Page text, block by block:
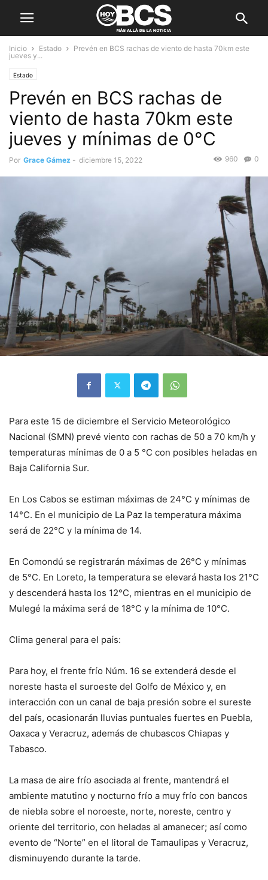
Inicio Estado
Prevén en BCS rachas de viento de hasta 70km este
jueves y...
Estado
Prevén en BCS rachas de
viento de hasta 70km este
jueves y mínimas de 0°C
Por Grace Gámez - diciembre 15, 2022 0
960
Para este 15 de diciembre el Servicio Meteorológico
Nacional (SMN) prevé viento con rachas de 50 a 70 km/h y
temperaturas mínimas de 0 a 5 °C con posibles heladas en
Baja California Sur.
En Los Cabos se estiman máximas de 24°C y mínimas de
14°C. En el municipio de La Paz la temperatura máxima
será de 22°C y la mínima de 14.
En Comondú se registrarán máximas de 26°C y mínimas
de 5°C. En Loreto, la temperatura se elevará hasta los 21°C
y descenderá hasta los 12°C, mientras en el municipio de
Mulegé la máxima será de 18°C y la mínima de 10°C.
Clima general para el país:
Para hoy, el frente frío Núm. 16 se extenderá desde el
noreste hasta el suroeste del Golfo de México y, en
interacción con un canal de baja presión sobre el sureste
del país, ocasionarán lluvias puntuales fuertes en Puebla,
Oaxaca y Veracruz, además de chubascos Chiapas y
Tabasco.
La masa de aire frío asociada al frente, mantendrá el
ambiente matutino y nocturno frío a muy frío con bancos
de niebla sobre el noroeste, norte, noreste, centro y
oriente del territorio, con heladas al amanecer; así como
evento de “Norte” en el litoral de Tamaulipas y Veracruz,
disminuyendo durante la tarde.